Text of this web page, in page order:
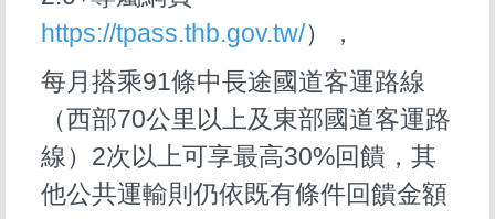
https://tpass.thb.gov.tw/），
每月搭乘91條中長途國道客運路線
（西部70公里以上及東部國道客運路
線）2次以上可享最高30%回饋，其
他公共運輸則仍依既有條件回饋金額